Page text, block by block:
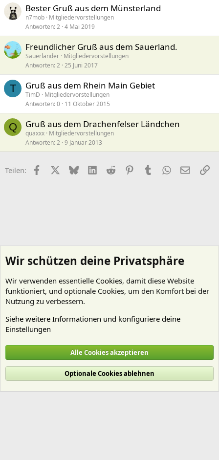
Bester Gruß aus dem Münsterland
n7mob Mitgliedervorstellungen
Antworten 2 4 Mai 2019
Freundlicher Gruß aus dem Sauerland.
Sauerländer Mitgliedervorstellungen
Antworten 2 25 Juni 2017
T Gruß aus dem Rhein Main Gebiet
TimD
Mitgliedervorstellungen
Antworten 0 11 Oktober 2015
Q Gruß aus dem Drachenfelser Ländchen
quaxxx Mitgliedervorstellungen
Antworten 2 9 Januar 2013
Teilen: FacebookX (Twitter)
BlueskyLinkedIn
Reddit PinterestTumblr WhatsApp
E-Mail
Cookies
Deutsch (Du)
Nutzungsbedingungen
Datenschutz Hilfe und Impressum
R
Wir schützen deine Privatsphäre
Wir verwenden essentielle Cookies, damit diese Website
funktioniert, und optionale Cookies, um den Komfort bei der
Nutzung zu verbessern.
Siehe weitere Informationen und konfiguriere deine
Einstellungen
Alle Cookies akzeptieren
Optionale Cookies ablehnen